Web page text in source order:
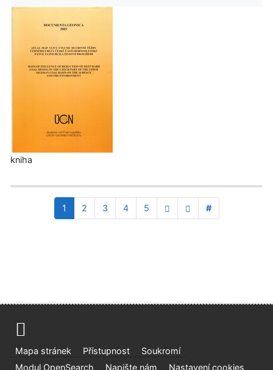
kniha
1 2 3 4 5 #
Mapa stránek Přístupnost
Soukromí
Modul OpenSearch
Napište nám Nastavení cookies